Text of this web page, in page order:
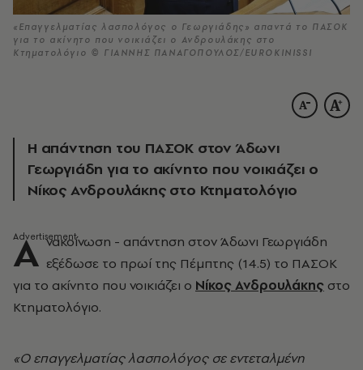
«Επαγγελματίας λασπολόγος ο Γεωργιάδης» απαντά το ΠΑΣΟΚ
για το ακίνητο που νοικιάζει ο Ανδρουλάκης στο
Κτηματολόγιο © ΓΙΑΝΝΗΣ ΠΑΝΑΓΟΠΟΥΛΟΣ/EUROKINISSI
Η απάντηση του ΠΑΣΟΚ στον Άδωνι
Γεωργιάδη για το ακίνητο που νοικιάζει ο
Νίκος Ανδρουλάκης στο Κτηματολόγιο
Α νακοίνωση - απάντηση στον Άδωνι Γεωργιάδη
εξέδωσε το πρωί της Πέμπτης (14.5) το ΠΑΣΟΚ
για το ακίνητο που νοικιάζει ο Νίκος Ανδρουλάκης στο
Κτηματολόγιο.
«Ο επαγγελματίας λασπολόγος σε εντεταλμένη